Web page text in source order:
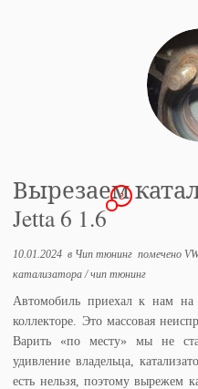
Вырезаем
Jetta 6 1.6
2
10.01.2024 в Чип тюнинг помечено
катализатора/чип тюнинг
Автомобиль приехал к нам
коллекторе. Это массовая
Варить «по месту» мы не
удивление владельца,
есть нельзя, поэтому вырежем